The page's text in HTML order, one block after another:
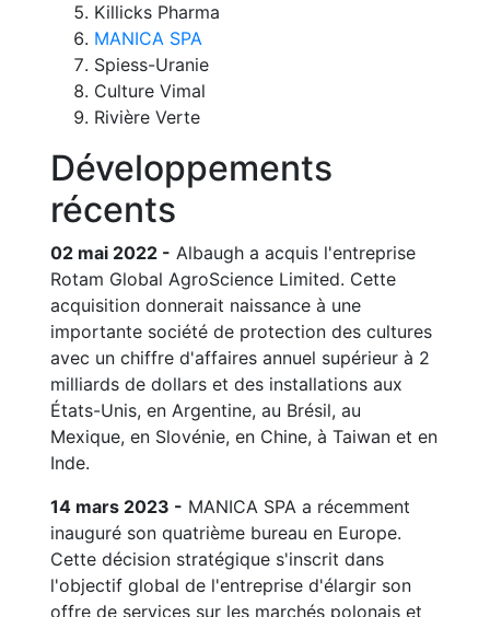
Killicks Pharma
MANICA SPA
Spiess-Uranie
Culture Vimal
Rivière Verte
Développements
récents
02 mai 2022 - Albaugh a acquis l'entreprise
Rotam Global AgroScience Limited. Cette
acquisition donnerait naissance à une
importante société de protection des cultures
avec un chiffre d'affaires annuel supérieur à 2
milliards de dollars et des installations aux
États-Unis, en Argentine, au Brésil, au
Mexique, en Slovénie, en Chine, à Taiwan et en
Inde.
14 mars 2023 - MANICA SPA a récemment
inauguré son quatrième bureau en Europe.
Cette décision stratégique s'inscrit dans
l'objectif global de l'entreprise d'élargir son
offre de services sur les marchés polonais et